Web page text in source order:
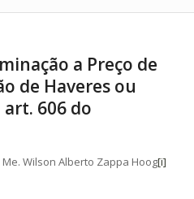
a Preço de
de Haveres ou
art. 606 do
Me. Wilson Alberto Zappa Hoog[i]